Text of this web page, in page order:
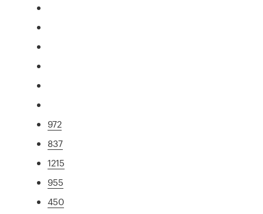
972
837
1215
955
450